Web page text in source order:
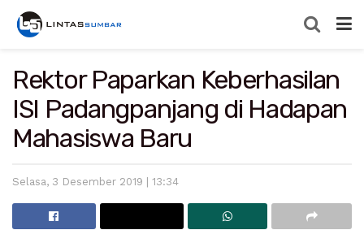
Rektor Paparkan Keberhasilan
ISI Padangpanjang di Hadapan
Mahasiswa Baru
Selasa, 3 Desember 2019 | 13:34